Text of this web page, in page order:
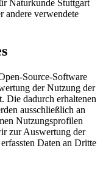
Naturkunde Stuttgart
andere verwendete
Source-Software
der Nutzung der
Die dadurch erhaltenen
ausschließlich an
Nutzungsprofilen
zur Auswertung der
Daten an Dritte